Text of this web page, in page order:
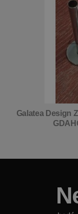
Galatea Design